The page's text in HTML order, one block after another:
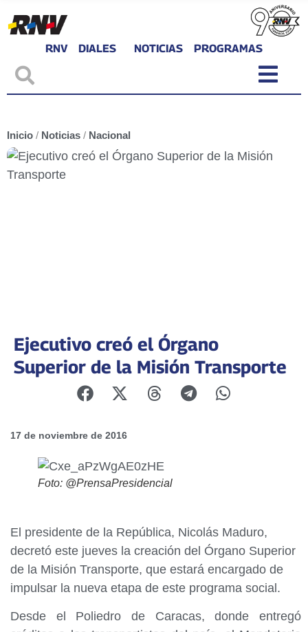
RNV DIALES NOTICIAS PROGRAMAS
Inicio / Noticias / Nacional
Ejecutivo creó el Órgano
Superior de la Misión Transporte
17 de noviembre de 2016
Foto: @PrensaPresidencial
El presidente de la República, Nicolás Maduro,
decretó este jueves la creación del Órgano Superior
de la Misión Transporte, que estará encargado de
impulsar la nueva etapa de este programa social.
Desde el Poliedro de Caracas, donde entregó